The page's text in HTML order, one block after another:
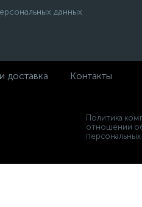
данных
доставка Контакты
Политика
отношении